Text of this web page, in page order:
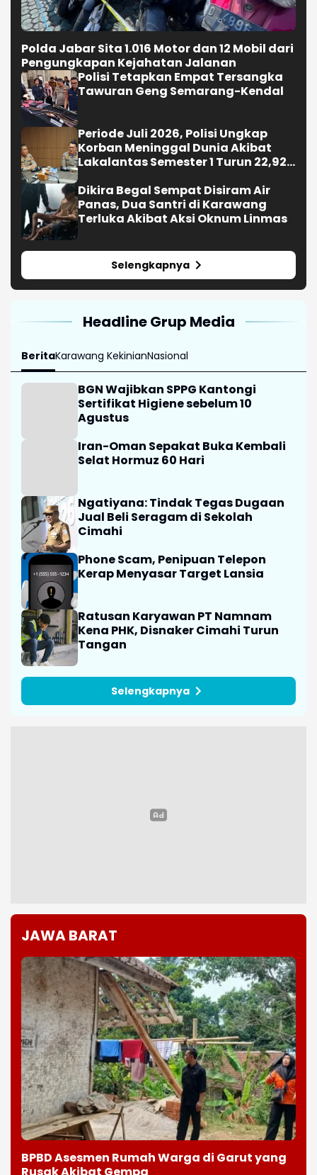
Polda Jabar Sita 1.016 Motor dan 12 Mobil dari
Pengungkapan Kejahatan Jalanan
Polisi Tetapkan Empat Tersangka
Tawuran Geng Semarang-Kendal
Periode Juli 2026, Polisi Ungkap
Korban Meninggal Dunia Akibat
Lakalantas Semester 1 Turun 22,92
Dikira Begal Sempat Disiram Air
Panas, Dua Santri di Karawang
Terluka Akibat Aksi Oknum Linmas
Selengkapnya
Headline Grup Media
BeritaKarawang KekinianNasional
BGN Wajibkan SPPG Kantongi
Sertifikat Higiene sebelum 10
Agustus
Iran-Oman Sepakat Buka Kembali
Selat Hormuz 60 Hari
Ngatiyana: Tindak Tegas Dugaan
Jual Beli Seragam di Sekolah
Cimahi
Phone Scam, Penipuan Telepon
Kerap Menyasar Target Lansia
Ratusan Karyawan PT Namnam
Kena PHK, Disnaker Cimahi Turun
Tangan
Selengkapnya
JAWA BARAT
BPBD Asesmen Rumah Warga di Garut yang
Rusak Akibat Gempa